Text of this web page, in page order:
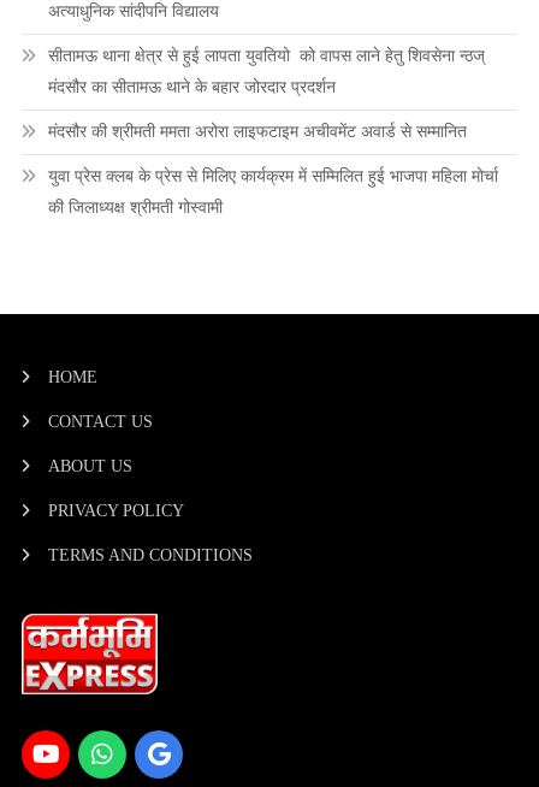
अत्याधुनिक सांदीपनि विद्यालय
सीतामऊ थाना क्षेत्र से हुई लापता युवतियो को वापस लाने हेतु शिवसेना न्ठज्
मंदसौर का सीतामऊ थाने के बहार जोरदार प्रदर्शन
मंदसौर की श्रीमती ममता अरोरा लाइफटाइम अचीवमेंट अवार्ड से सम्मानित
युवा प्रेस क्लब के प्रेस से मिलिए कार्यक्रम में सम्मिलित हुई भाजपा महिला मोर्चा
की जिलाध्यक्ष श्रीमती गोस्वामी
HOME
CONTACT US
ABOUT US
PRIVACY POLICY
TERMS AND CONDITIONS